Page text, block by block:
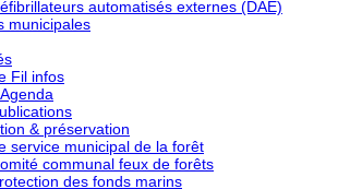
automatisés externes (DAE)
municipales
Fil infos
& préservation
service municipal de la forêt
communal feux de forêts
des fonds marins